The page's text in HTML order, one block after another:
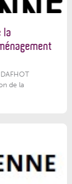
la
de la